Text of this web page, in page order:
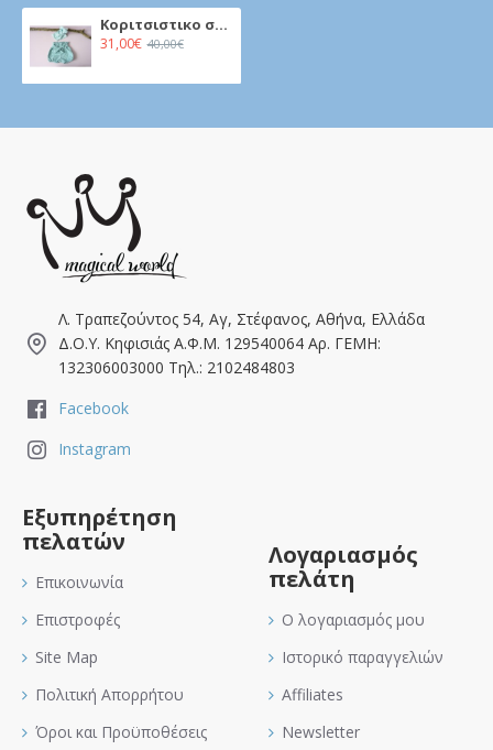
Κοριτσιστικο σετ Γαλαζιο
31,00€ 40,00€
Λ. Τραπεζούντος 54, Αγ, Στέφανος, Αθήνα, Ελλάδα
Δ.Ο.Υ. Κηφισιάς Α.Φ.Μ. 129540064 Αρ. ΓΕΜΗ:
132306003000 Τηλ.: 2102484803
Facebook
Instagram
Εξυπηρέτηση
πελατών
Επικοινωνία
Επιστροφές
Site Map
Πολιτική Απορρήτου
Όροι και Προϋποθέσεις
Λογαριασμός
πελάτη
Ο λογαριασμός μου
Ιστορικό παραγγελιών
Affiliates
Newsletter